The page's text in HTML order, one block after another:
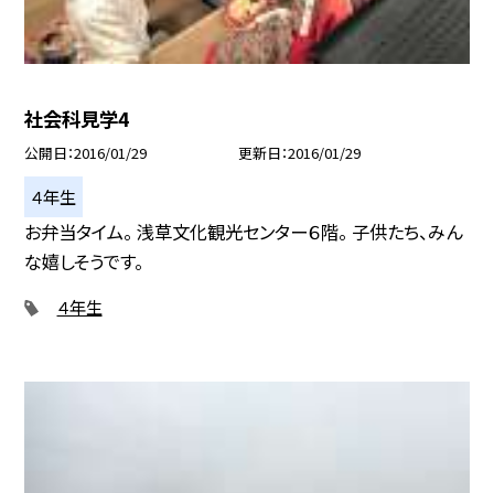
社会科見学4
公開日 2016/01/29 更新日 2016/01/29
４年生
お弁当タイム。 浅草文化観光センター６階。 子供たち、みん
な嬉しそうです。
４年生